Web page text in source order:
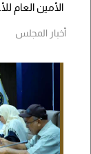
الأمين العام للأ...
أخبار المجلس